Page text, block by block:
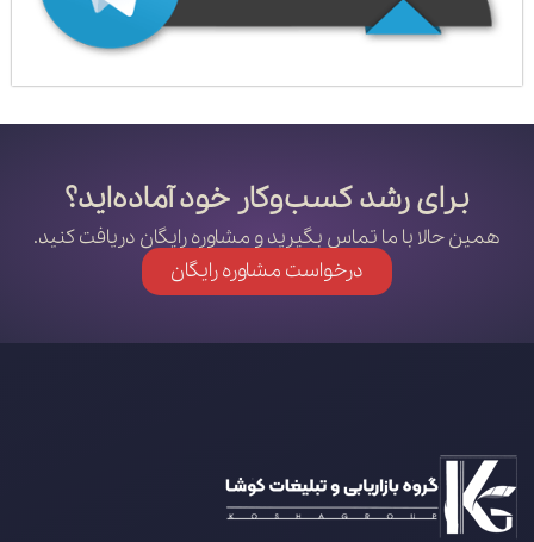
برای رشد کسب‌وکار خود آماده‌اید؟
همین حالا با ما تماس بگیرید و مشاوره رایگان دریافت کنید.
درخواست مشاوره رایگان